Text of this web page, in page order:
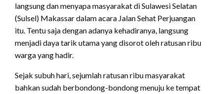
langsung dan menyapa masyarakat di Sulawesi Selatan
(Sulsel) Makassar dalam acara Jalan Sehat Perjuangan
itu. Tentu saja dengan adanya kehadiranya, langsung
menjadi daya tarik utama yang disorot oleh ratusan ribu
warga yang hadir.
Sejak subuh hari, sejumlah ratusan ribu masyarakat
bahkan sudah berbondong-bondong menuju ke tempat